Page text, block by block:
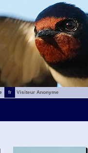
fr
Visiteur Anonyme